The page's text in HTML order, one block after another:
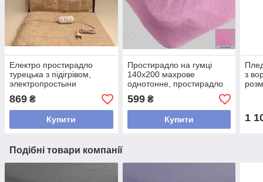
Електро простирадло
турецька з підігрівом,
электропростыни
електрогрілки 120х160
Бежевий
869 ₴
Купити
Простирадло на гумці
140х200 махрове
однотонне, простирадло
200 рожевий
599₴
Купити
з
1
Подібні товари компанії